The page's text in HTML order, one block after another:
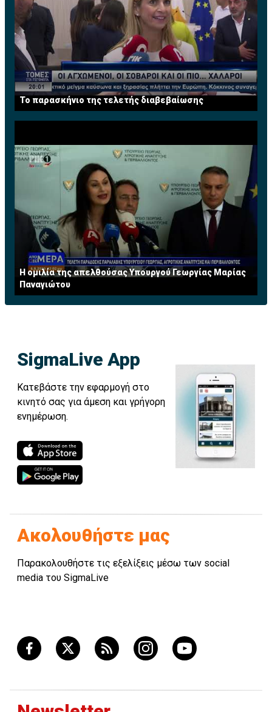
Το παρασκήνιο της τελετής διαβεβαίωσης
Η ομιλία της απελθούσας Υπουργού Γεωργίας Μαρίας
Παναγιώτου
SigmaLive App
Κατεβάστε την εφαρμογή στο
κινητό σας για άμεση και γρήγορη
ενημέρωση.
Ακολουθήστε μας
Παρακολουθήστε τις εξελίξεις μέσω των social
media του SigmaLive